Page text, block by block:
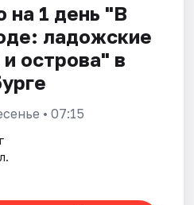
на 1 день "В
ладожские
острова" в
• 07:15